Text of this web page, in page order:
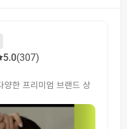
5.0(307)
양한 프리미엄 브랜드 상